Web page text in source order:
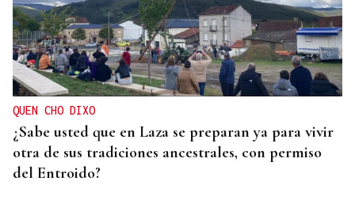
QUEN CHO DIXO
¿Sabe usted que en Laza se preparan ya para vivir
otra de sus tradiciones ancestrales, con permiso
del Entroido?